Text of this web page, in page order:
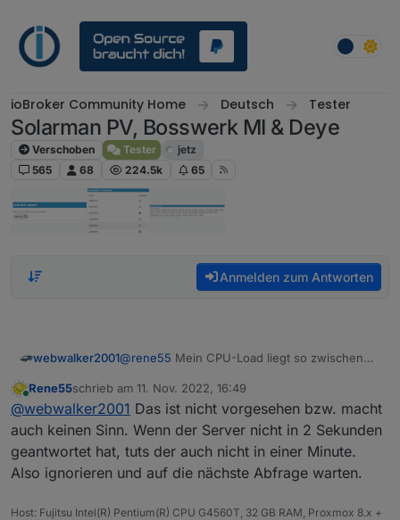
ioBroker Community Home Deutsch Tester
Solarman PV, Bosswerk MI & Deye
Verschoben Tester
jetz
565
68 224.5k 65
Anmelden zum Antworten
webwalker2001@rene55 Mein CPU-Load liegt so zwischen
passen. Kann man den Timeout evtl. irgendwo
einstellen?
lg
webwalker2001
Online
Rene55schrieb am 11. Nov. 2022, 16:49
zuletzt editiert von
@webwalker2001 Das ist nicht vorgesehen bzw. macht
auch keinen Sinn. Wenn der Server nicht in 2 Sekunden
geantwortet hat, tuts der auch nicht in einer Minute.
Also ignorieren und auf die nächste Abfrage warten.
Host: Fujitsu Intel(R) Pentium(R) CPU G4560T, 32 GB RAM, Proxmox 8.x +